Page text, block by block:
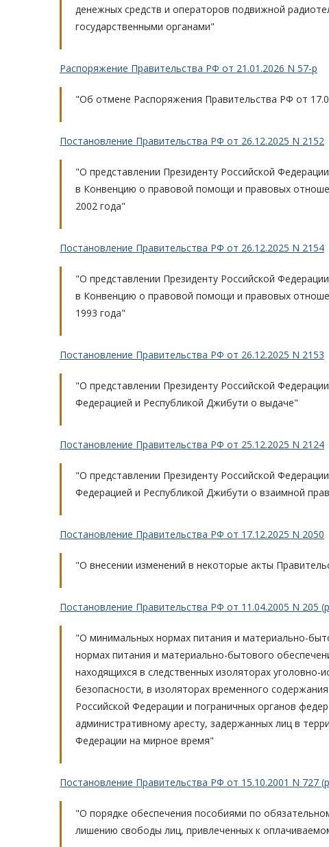
денежных средств и операторов подвижной
государственными органами"
Распоряжение Правительства РФ от 21.01.2026 N 57-р
"Об отмене Распоряжения Правительства РФ от
Постановление Правительства РФ от 26.12.2025 N 2152
"О представлении Президенту Российской
в Конвенцию о правовой помощи и правовых
2002 года"
Постановление Правительства РФ от 26.12.2025 N 2154
"О представлении Президенту Российской
в Конвенцию о правовой помощи и правовых
1993 года"
Постановление Правительства РФ от 26.12.2025 N 2153
"О представлении Президенту Российской
Федерацией и Республикой Джибути о выдаче"
Постановление Правительства РФ от 25.12.2025 N 2124
"О представлении Президенту Российской
Федерацией и Республикой Джибути о взаимной
Постановление Правительства РФ от 17.12.2025 N 2050
"О внесении изменений в некоторые акты
Постановление Правительства РФ от 11.04.2005 N 205
"О минимальных нормах питания и материально-
нормах питания и материально-бытового
находящихся в следственных изоляторах
безопасности, в изоляторах временного
Российской Федерации и пограничных органов
административному аресту, задержанных лиц в
Федерации на мирное время"
Постановление Правительства РФ от 15.10.2001 N 727
"О порядке обеспечения пособиями по
лишению свободы лиц, привлеченных к